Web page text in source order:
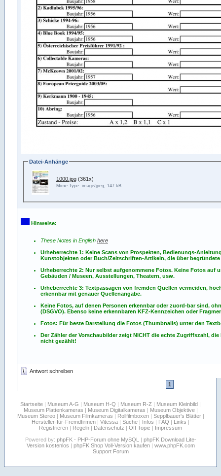
Datei-Anhänge
1000.jpg (361x)
Mime-Type: image/jpeg, 147 kB
Hinweise:
These Notes in English here
Urheberrechte 1: Keine Scans von Prospekten, Bedienungs-
Kunstobjekten oder Buch/Zeitschriften-Artikeln, die über
Urheberrechte 2: Nur selbst aufgenommene Fotos. Keine Fotos auf
Gebäuden / Museen, Ausstellungen, Theatern, usw.
Urheberrechte 3: Textpassagen von fremden Quellen vermeiden,
erkennbar mit genauer Quellenangabe.
Keine Fotos, auf denen Personen erkennbar oder zuord-bar sind,
(DSGVO). Ebenso keine erkennbaren KFZ-Kennzeichen oder
Fotos: Für beste Darstellung die Fotos (Thumbnails) unter den
Der Zähler der Vorschaubilder zeigt NICHT die echte Zugriffszahl,
nicht gezählt!
Antwort schreiben
1
Startseite | Museum A-G | Museum H-Q | Museum R-Z | Museum Kleinbild |
Museum Plattenkameras | Museum Digitalkameras | Museum Objektive|
Museum Stereo| Museum Filmkameras | Rollfilmboxen| Sepplbauer's Blätter|
Hersteller-für-Fremdfirmen | Vitessa | Suche | Infos | FAQ | Links |
Registrieren | Regeln | Datenschutz | Off Topic | Impressum
Powered by: phpFK - PHP-Forum ohne MySQL | phpFK Download Lite-
Version kostenlos | phpFK Shop Voll-Version kaufen| www.phpFK.com
Support Forum